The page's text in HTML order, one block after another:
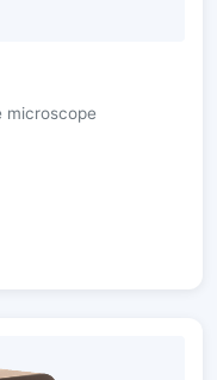
microscope